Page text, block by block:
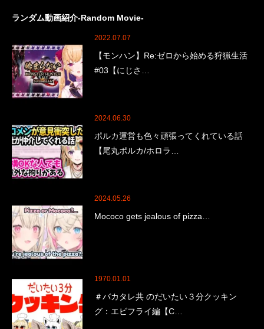
ランダム動画紹介-Random Movie-
2022.07.07
【モンハン】Re:ゼロから始める狩猟生活
#03【にじさ…
2024.06.30
ポルカ運営も色々頑張ってくれている話
【尾丸ポルカ/ホロラ…
2024.05.26
Mococo gets jealous of pizza…
1970.01.01
＃バカタレ共 のだいたい３分クッキン
グ：エビフライ編【C…